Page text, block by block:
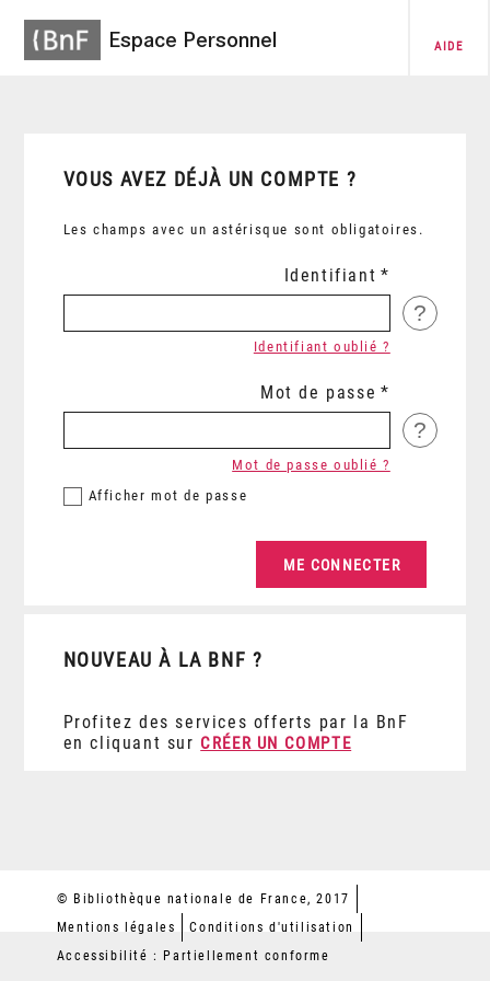
Espace Personnel AIDE
VOUS AVEZ DÉJÀ UN COMPTE ?
Les champs avec un astérisque sont obligatoires.
Identifiant
?
Identifiant oublié ?
Mot de passe
?
Afficher mot de passe
Mot de passe oublié ?
NOUVEAU À LA BNF ?
Profitez des services offerts par la BnF
en cliquant sur CRÉER UN COMPTE
© Bibliothèque nationale de France, 2017
Mentions légales
Conditions d'utilisation
Accessibilité : Partiellement conforme